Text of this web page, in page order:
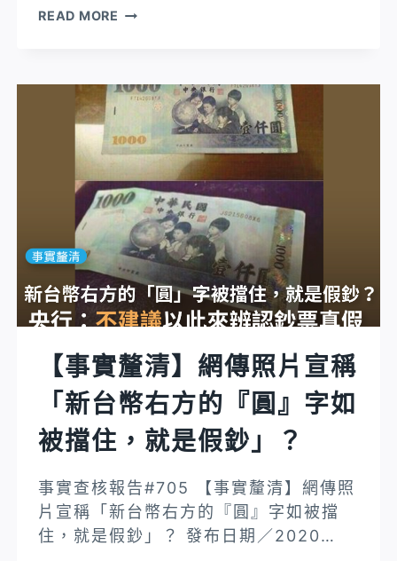
路，
不
開
窗。
因
為
名
片
後
有
刀
要
割
你
的
然
後
搶
READ MORE 【事
清】
傳
照
片
宣
稱
「當
你
開
車
行
駛
高
公
時
看
到
【事實釐清】網傳照片宣稱
「新台幣右方的『圓』字如
被擋住，就是假鈔」？
事實查核報告#705 【事實釐清】網傳照
片宣稱「新台幣右方的『圓』字如被擋
住，就是假鈔」？ 發布日期／2020…